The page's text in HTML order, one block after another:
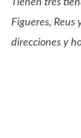
Tienen tres
Figueres, Reus
direcciones y